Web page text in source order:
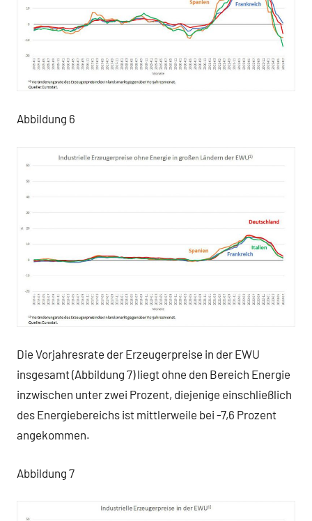
Abbildung 6
Die Vorjahresrate der Erzeugerpreise in der EWU
insgesamt (Abbildung 7) liegt ohne den Bereich Energie
inzwischen unter zwei Prozent, diejenige einschließlich
des Energiebereichs ist mittlerweile bei -7,6 Prozent
angekommen.
Abbildung 7